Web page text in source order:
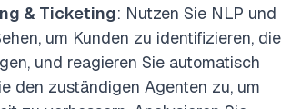
& Ticketing: Nutzen Sie NLP und
um Kunden zu identifizieren, die
und reagieren Sie automatisch
den zuständigen Agenten zu, um